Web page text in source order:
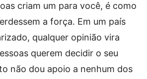
criam um para você, é como
a força. Em um país
qualquer opinião vira
querem decidir o seu
não dou apoio a nenhum dos